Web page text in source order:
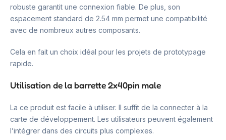
robuste garantit une connexion fiable. De plus, son
espacement standard de 2.54 mm permet une compatibilité
avec de nombreux autres composants.
Cela en fait un choix idéal pour les projets de prototypage
rapide.
Utilisation de la barrette 2x40pin male
La ce produit est facile à utiliser. Il suffit de la connecter à la
carte de développement. Les utilisateurs peuvent également
l’intégrer dans des circuits plus complexes.